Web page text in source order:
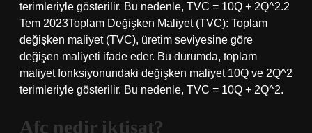
terimleriyle gösterilir. Bu nedenle, TVC = 10Q + 2Q^2.2
Tem 2023Toplam Değişken Maliyet (TVC): Toplam
değişken maliyet (TVC), üretim seviyesine göre
değişen maliyeti ifade eder. Bu durumda, toplam
maliyet fonksiyonundaki değişken maliyet 10Q ve 2Q^2
terimleriyle gösterilir. Bu nedenle, TVC = 10Q + 2Q^2.
Afc nedir iktisat?